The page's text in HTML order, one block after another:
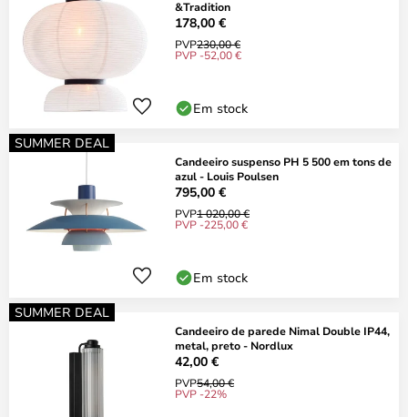
&Tradition
178,00 €
PVP230,00 €
PVP -52,00 €
Em stock
SUMMER DEAL
Candeeiro suspenso PH 5 500 em tons de
azul - Louis Poulsen
795,00 €
PVP1 020,00 €
PVP -225,00 €
Em stock
SUMMER DEAL
Candeeiro de parede Nimal Double IP44,
metal, preto - Nordlux
42,00 €
PVP54,00 €
PVP -22%